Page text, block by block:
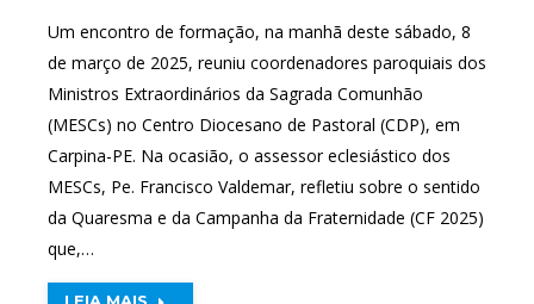
Um encontro de formação, na manhã deste sábado, 8
de março de 2025, reuniu coordenadores paroquiais dos
Ministros Extraordinários da Sagrada Comunhão
(MESCs) no Centro Diocesano de Pastoral (CDP), em
Carpina-PE. Na ocasião, o assessor eclesiástico dos
MESCs, Pe. Francisco Valdemar, refletiu sobre o sentido
da Quaresma e da Campanha da Fraternidade (CF 2025)
que,…